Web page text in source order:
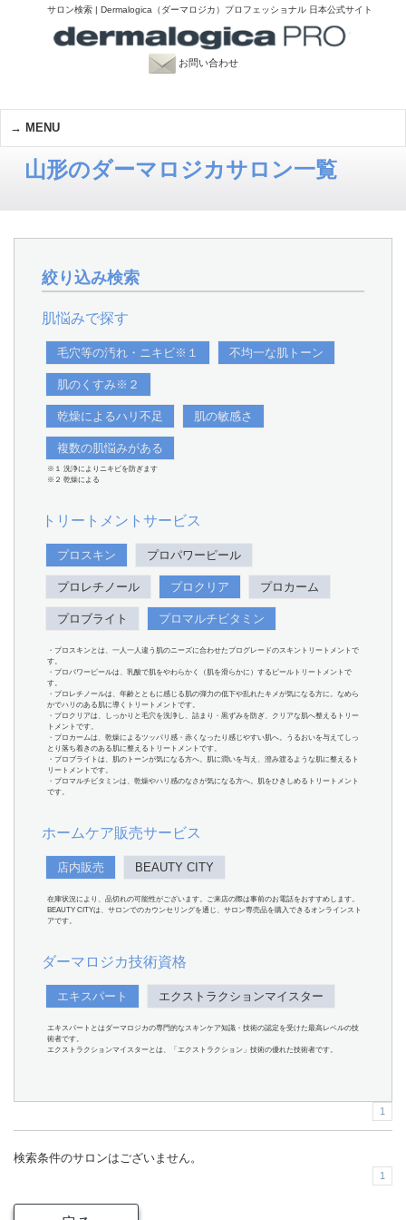
サロン検索 | Dermalogica（ダーマロジカ）プロフェッショナル 日本公式サイト
お問い合わせ
MENU
山形のダーマロジカサロン一覧
絞り込み検索
肌悩みで探す
毛穴等の汚れ・ニキビ※１ 不均一な肌トーン
肌のくすみ※２
乾燥によるハリ不足 肌の敏感さ
複数の肌悩みがある
※１ 洗浄によりニキビを防ぎます
※２ 乾燥による
トリートメントサービス
プロスキン プロパワーピール
プロレチノール プロクリア プロカーム
プロブライト プロマルチビタミン
・プロスキンとは、一人一人違う肌のニーズに合わせたプログレードのスキントリートメントで
す。
・プロパワーピールは、乳酸で肌をやわらかく（肌を滑らかに）するピールトリートメントで
す。
・プロレチノールは、年齢とともに感じる肌の弾力の低下や乱れたキメが気になる方に。なめら
かでハリのある肌に導くトリートメントです。
・プロクリアは、しっかりと毛穴を洗浄し、詰まり・黒ずみを防ぎ、クリアな肌へ整えるトリー
トメントです。
・プロカームは、乾燥によるツッパリ感・赤くなったり感じやすい肌へ。うるおいを与えてしっ
とり落ち着きのある肌に整えるトリートメントです。
・プロブライトは、肌のトーンが気になる方へ。肌に潤いを与え、澄み渡るような肌に整えるト
リートメントです。
・プロマルチビタミンは、乾燥やハリ感のなさが気になる方へ。肌をひきしめるトリートメント
です。
ホームケア販売サービス
店内販売 BEAUTY CITY
在庫状況により、品切れの可能性がございます。ご来店の際は事前のお電話をおすすめします。
BEAUTY CITYは、サロンでのカウンセリングを通じ、サロン専売品を購入できるオンラインスト
アです。
ダーマロジカ技術資格
エキスパート エクストラクションマイスター
エキスパートとはダーマロジカの専門的なスキンケア知識・技術の認定を受けた最高レベルの技
術者です。
エクストラクションマイスターとは、「エクストラクション」技術の優れた技術者です。
1
検索条件のサロンはございません。
1